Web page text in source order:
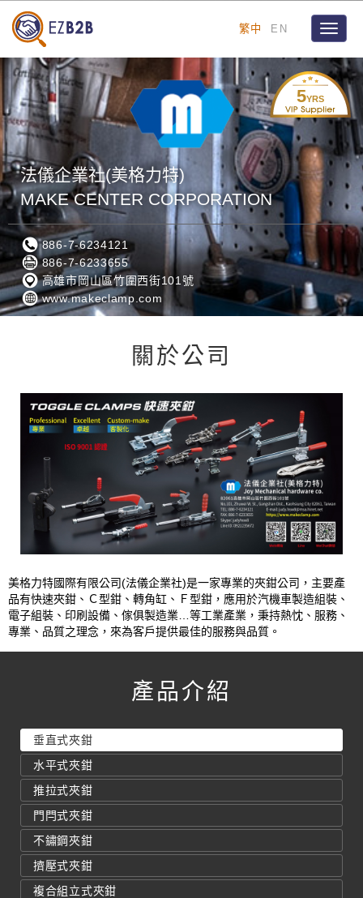
繁中 EN
Toggle
5YRS
法儀企業社(美格力特)
MAKE CENTER CORPORATION
886-7-6234121
886-7-6233655
高雄市岡山區竹圍西街101號
www.makeclamp.com
關於公司
美格力特國際有限公司(法儀企業社)是一家專業的夾鉗公司，主要產
品有快速夾鉗、Ｃ型鉗、轉角缸、Ｆ型鉗，應用於汽機車製造組裝、
電子組裝、印刷設備、傢俱製造業…等工業產業，秉持熱忱、服務、
專業、品質之理念，來為客戶提供最佳的服務與品質。
產品介紹
垂直式夾鉗
水平式夾鉗
推拉式夾鉗
門閂式夾鉗
不鏽鋼夾鉗
擠壓式夾鉗
複合組立式夾鉗